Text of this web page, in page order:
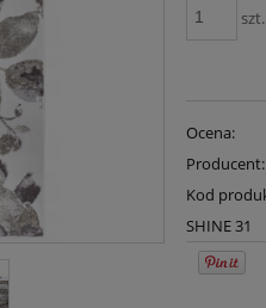
szt.
Ocena:
Producent:
Kod
SHINE 31